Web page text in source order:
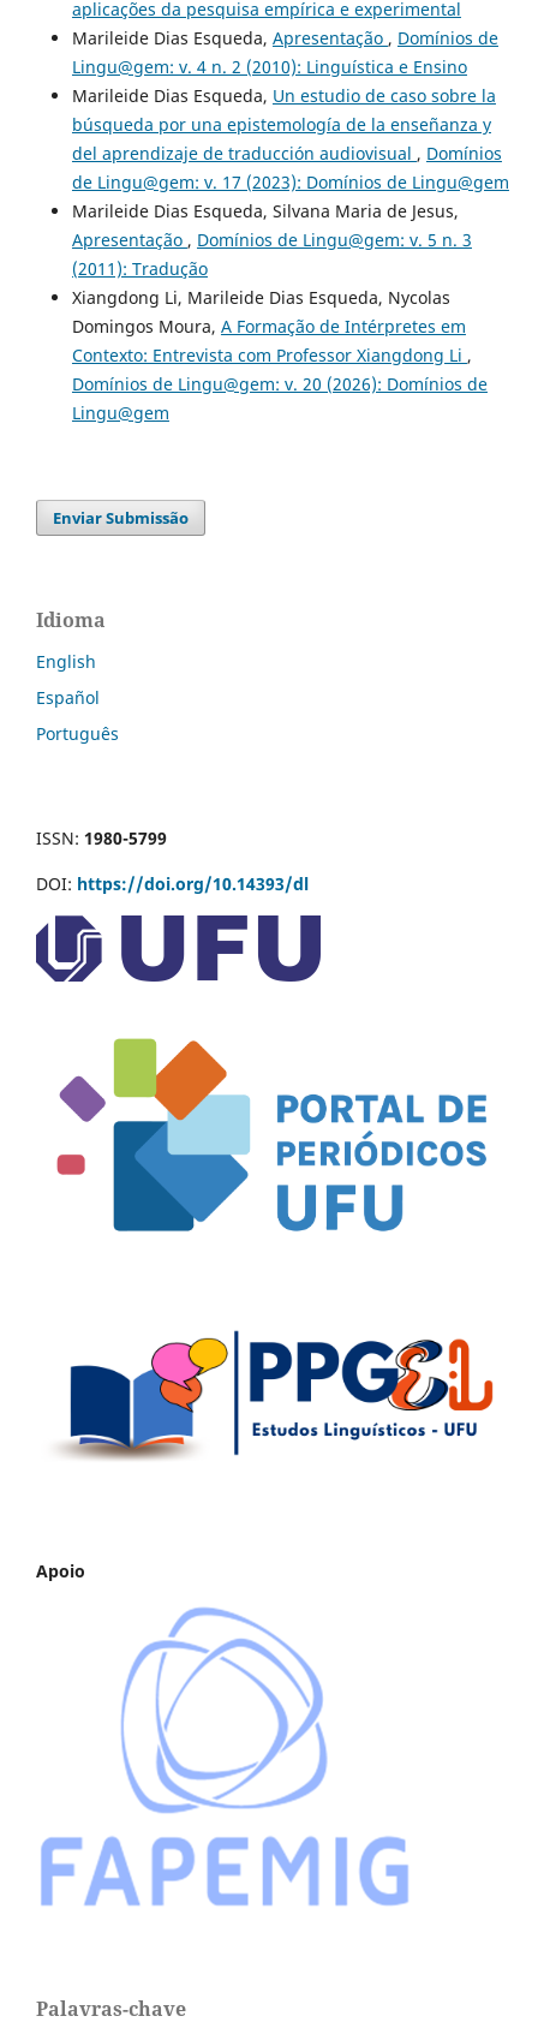
aplicações da pesquisa empírica e experimental
Marileide Dias Esqueda, Apresentação , Domínios de
Lingu@gem: v. 4 n. 2 (2010): Linguística e Ensino
Marileide Dias Esqueda, Un estudio de caso sobre la
búsqueda por una epistemología de la enseñanza y
del aprendizaje de traducción audiovisual , Domínios
de Lingu@gem: v. 17 (2023): Domínios de Lingu@gem
Marileide Dias Esqueda, Silvana Maria de Jesus,
Apresentação , Domínios de Lingu@gem: v. 5 n. 3
(2011): Tradução
Xiangdong Li, Marileide Dias Esqueda, Nycolas
Domingos Moura, A Formação de Intérpretes em
Contexto: Entrevista com Professor Xiangdong Li ,
Domínios de Lingu@gem: v. 20 (2026): Domínios de
Lingu@gem
Enviar Submissão
Idioma
English
Español
Português
ISSN: 1980-5799
DOI: https://doi.org/10.14393/dl
Apoio
Palavras-chave